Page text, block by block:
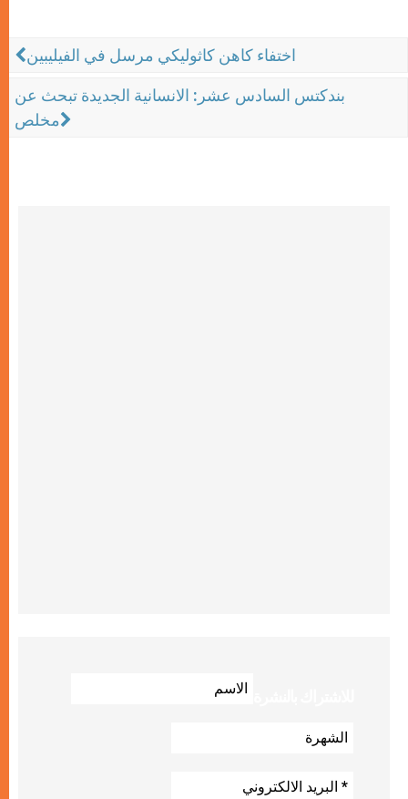
اختفاء كاهن كاثوليكي مرسل في الفيليبين
بندكتس السادس عشر: الانسانية الجديدة تبحث عن
مخلص